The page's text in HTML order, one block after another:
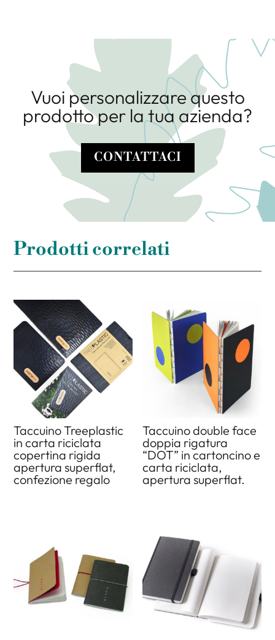
Vuoi personalizzare questo
prodotto per la tua azienda?
CONTATTACI
Prodotti correlati
Taccuino Treeplastic
in carta riciclata
copertina rigida
apertura superflat,
confezione regalo
Taccuino double face
doppia rigatura
“DOT” in cartoncino e
carta riciclata,
apertura superflat.